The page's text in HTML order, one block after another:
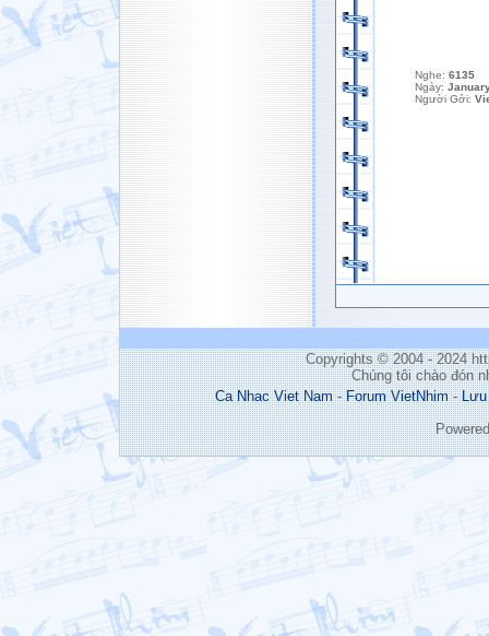
Nghe: 6135
Ngày:
Người Gởi:
Copyrights © 2004 - 2024
Chúng tôi chào đón
Ca Nhac Viet Nam-Forum VietNhim-